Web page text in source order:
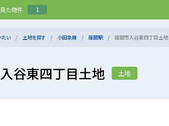
た物件 1
たい 土地を探す 小田急線 座間駅 座間市入谷東四丁目土地
谷東四丁目土地 土地